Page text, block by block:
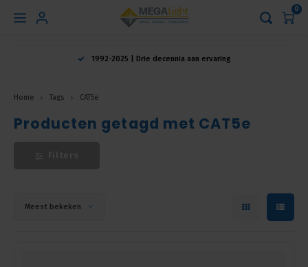
Hoofdmenu
Nederlands
Français
0
1992-2025 | Drie decennia aan ervaring
Home Tags CAT5e
Producten getagd met CAT5e
Meest bekeken